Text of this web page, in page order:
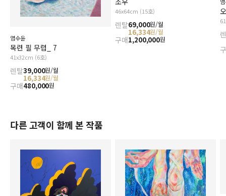
염수윤
목련 필 무렵_ 7
41x32cm (6호)
렌탈39,000원/월
16,334원/월
구매480,000원
46x64cm (15호)
렌탈69,000원/월
16,334원/월
구매1,200,000원
다른 고객이 함께 본 작품